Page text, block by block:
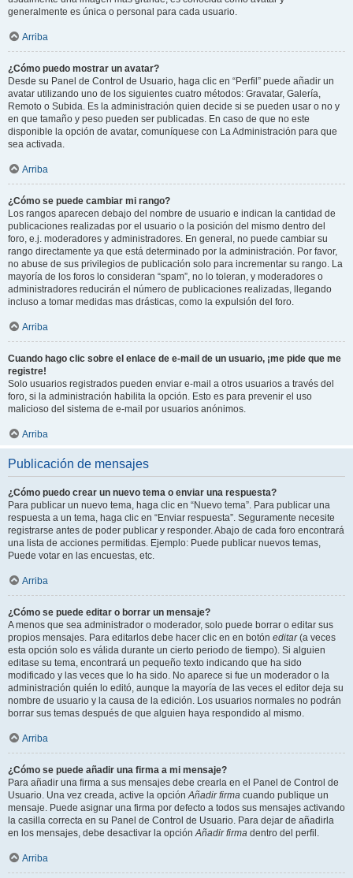
generalmente es única o personal para cada usuario.
Arriba
¿Cómo puedo mostrar un avatar?
Desde su Panel de Control de Usuario, haga clic en “Perfil” puede añadir un
avatar utilizando uno de los siguientes cuatro métodos: Gravatar, Galería,
Remoto o Subida. Es la administración quien decide si se pueden usar o no y
en que tamaño y peso pueden ser publicadas. En caso de que no este
disponible la opción de avatar, comuníquese con La Administración para que
sea activada.
Arriba
¿Cómo se puede cambiar mi rango?
Los rangos aparecen debajo del nombre de usuario e indican la cantidad de
publicaciones realizadas por el usuario o la posición del mismo dentro del
foro, e.j. moderadores y administradores. En general, no puede cambiar su
rango directamente ya que está determinado por la administración. Por favor,
no abuse de sus privilegios de publicación solo para incrementar su rango. La
mayoría de los foros lo consideran “spam”, no lo toleran, y moderadores o
administradores reducirán el número de publicaciones realizadas, llegando
incluso a tomar medidas mas drásticas, como la expulsión del foro.
Arriba
Cuando hago clic sobre el enlace de e-mail de un usuario, ¡me pide que me
registre!
Solo usuarios registrados pueden enviar e-mail a otros usuarios a través del
foro, si la administración habilita la opción. Esto es para prevenir el uso
malicioso del sistema de e-mail por usuarios anónimos.
Arriba
Publicación de mensajes
¿Cómo puedo crear un nuevo tema o enviar una respuesta?
Para publicar un nuevo tema, haga clic en “Nuevo tema”. Para publicar una
respuesta a un tema, haga clic en “Enviar respuesta”. Seguramente necesite
registrarse antes de poder publicar y responder. Abajo de cada foro encontrará
una lista de acciones permitidas. Ejemplo: Puede publicar nuevos temas,
Puede votar en las encuestas, etc.
Arriba
¿Cómo se puede editar o borrar un mensaje?
A menos que sea administrador o moderador, solo puede borrar o editar sus
propios mensajes. Para editarlos debe hacer clic en en botón editar(a veces
esta opción solo es válida durante un cierto periodo de tiempo). Si alguien
editase su tema, encontrará un pequeño texto indicando que ha sido
modificado y las veces que lo ha sido. No aparece si fue un moderador o la
administración quién lo editó, aunque la mayoría de las veces el editor deja su
nombre de usuario y la causa de la edición. Los usuarios normales no podrán
borrar sus temas después de que alguien haya respondido al mismo.
Arriba
¿Cómo se puede añadir una firma a mi mensaje?
Para añadir una firma a sus mensajes debe crearla en el Panel de Control de
Usuario. Una vez creada, active la opciónAñadir firma cuando publique un
mensaje. Puede asignar una firma por defecto a todos sus mensajes activando
la casilla correcta en su Panel de Control de Usuario. Para dejar de añadirla
en los mensajes, debe desactivar la opciónAñadir firma dentro del perfil.
Arriba